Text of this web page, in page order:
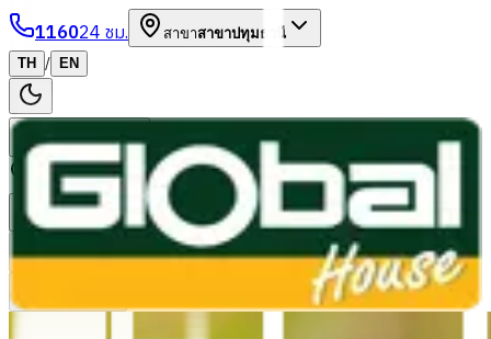
116024 ชม. สาขาสาขาปทุมธานี
TH
/ EN
หมวดหมู่สินค้า
ค้นหา
บัญชีของฉัน ตะกร้าสินค้า
Previous slide